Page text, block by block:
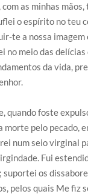
com as minhas
o espírito no teu
te a nossa imagem
no meio das
da vida,
quando foste
morte pelo pecado,
num seio virginal
Fui
suportei os
pelos quais Me fiz